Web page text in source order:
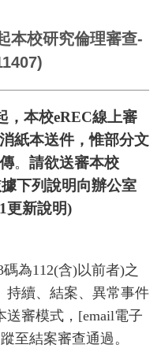
本校研究倫理審查-
，本校eREC線上審
紙本送件，惟部分文
。 請欲送審本校
下列說明向辦公室
更新說明)
碼為112(含)以前者)之
持續、結案、異常事件
審模式， [email電子
至結案審查通過。